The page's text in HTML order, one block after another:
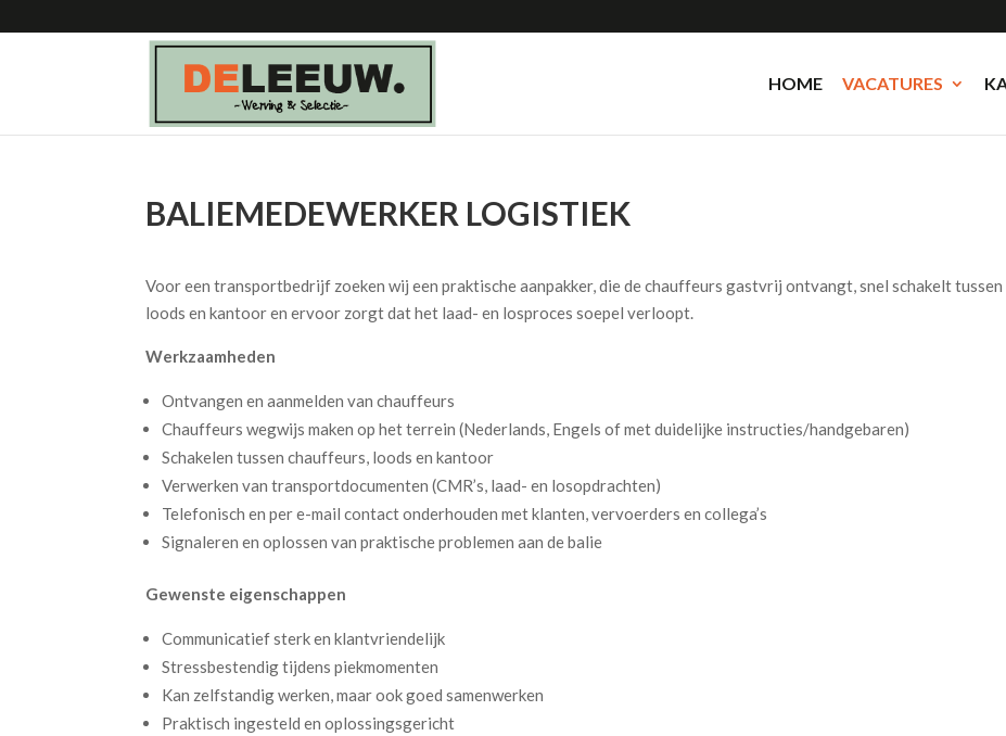
HOME VACATURES
BALIEMEDEWERKER LOGISTIEK
Voor een transportbedrijf zoeken wij een praktische aanpakker, die de chauffeurs gastvrij ontvangt, snel schakelt tussen
loods en kantoor en ervoor zorgt dat het laad- en losproces soepel verloopt.
Werkzaamheden
Ontvangen en aanmelden van chauffeurs
Chauffeurs wegwijs maken op het terrein (Nederlands, Engels of met duidelijke instructies/handgebaren)
Schakelen tussen chauffeurs, loods en kantoor
Verwerken van transportdocumenten (CMR’s, laad- en losopdrachten)
Telefonisch en per e-mail contact onderhouden met klanten, vervoerders en collega’s
Signaleren en oplossen van praktische problemen aan de balie
Gewenste eigenschappen
Communicatief sterk en klantvriendelijk
Stressbestendig tijdens piekmomenten
Kan zelfstandig werken, maar ook goed samenwerken
Praktisch ingesteld en oplossingsgericht